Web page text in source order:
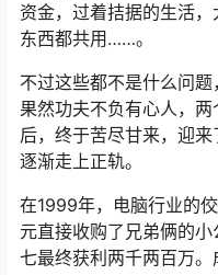
资金，过着拮据的生活
东西都共用……。
不过这些都不是什么问题
果然功夫不负有心人，
后，终于苦尽甘来，迎
逐渐走上正轨。
在1999年，电脑行业的
元直接收购了兄弟俩的
七最终获利两千两百万。